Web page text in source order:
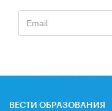
ВЕСТИ ОБРАЗОВАНИЯ